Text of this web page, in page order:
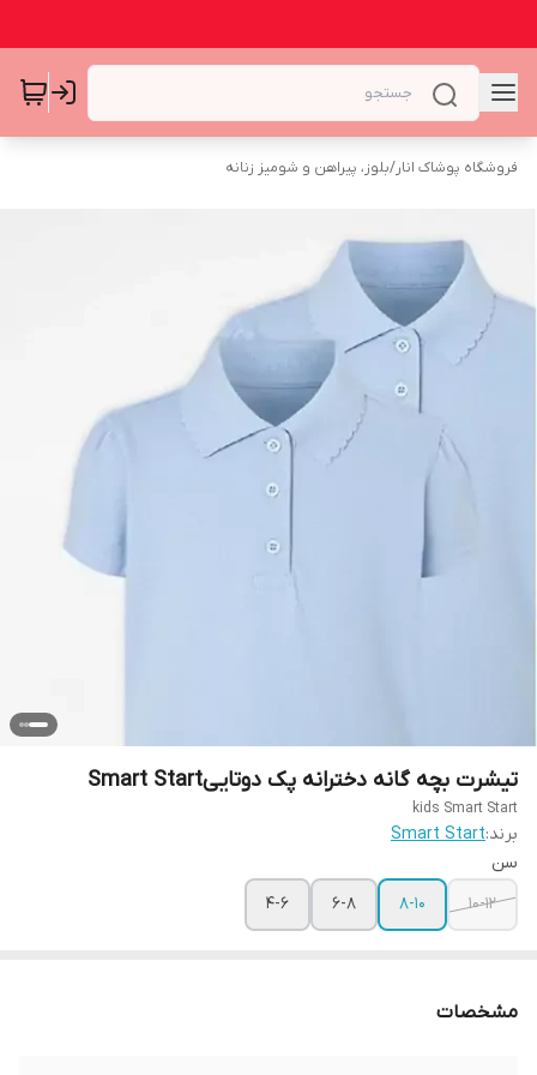
فروشگاه پوشاک انار/بلوز، پیراهن و شومیز زنانه
تیشرت بچه گانه دخترانه پک دوتاییSmart Start
kids Smart Start
برند:Smart Start
سن
10-12
8-10
6-8
4-6
مشخصات